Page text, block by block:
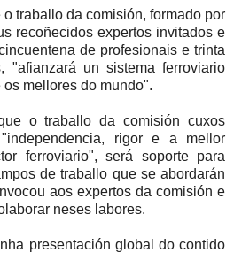
traballo da comisión, formado por
recoñecidos expertos invitados e
de profesionais e trinta
"afianzará un sistema ferroviario
mellores do mundo".
o traballo da comisión cuxos
rigor e a mellor
ferroviario", será soporte para
de traballo que se abordarán
aos expertos da comisión e
neses labores.
presentación global do contido